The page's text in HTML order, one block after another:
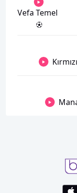
Vefa Temel